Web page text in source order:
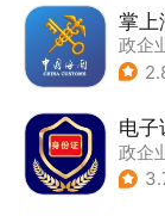
掌上
政企
电子
政企